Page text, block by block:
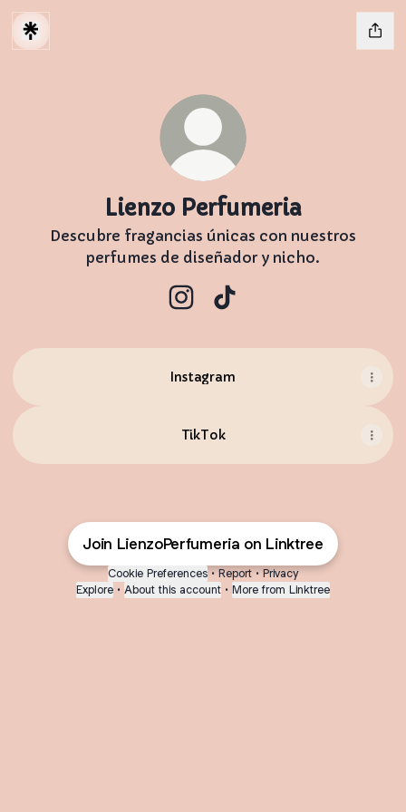
Lienzo Perfumeria
Descubre fragancias únicas con nuestros
perfumes de diseñador y nicho.
Instagram
TikTok
Join LienzoPerfumeria on Linktree
Cookie Preferences • Report • Privacy
Explore • About this account • More from Linktree